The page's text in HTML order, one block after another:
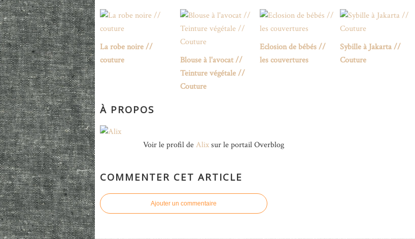
La robe noire //
couture
Blouse à l'avocat //
Teinture végétale //
Couture
Eclosion de bébés //
les couvertures
Sybille à Jakarta //
Couture
À PROPOS
Voir le profil deAlixsur le portail Overblog
COMMENTER CET ARTICLE
Ajouter un commentaire